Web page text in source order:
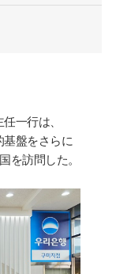
一行は、
基盤をさらに
国を訪問した。